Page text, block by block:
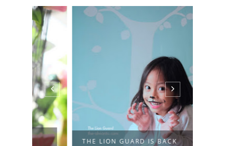
THE LION GUARD IS BACK